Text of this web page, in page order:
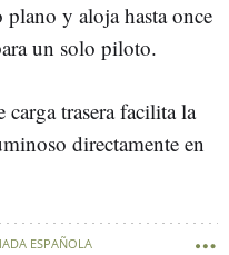
y aloja hasta once
un solo piloto.
trasera facilita la
directamente en
ESPAÑOLA